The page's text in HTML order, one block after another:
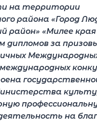
на территории
района «Город
район» «Милее
дипломов за
на